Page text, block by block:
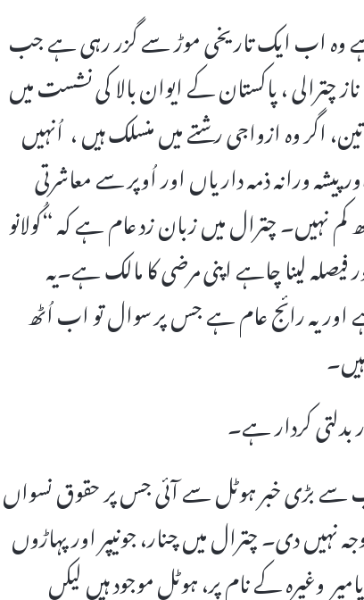
وہ اب ایک تاریخی موڑ سے گزر رہی ہے جب
، پاکستان کے ایوان بالا کی نشست میں
اگر وہ ازواجی رشتے میں منسلک ہیں ، اُنہیں
پیشہ ورانہ ذمہ داریاں اور اُوپر سے معاشرتی
کم نہیں۔ چترال میں زبان زد عام ہے کہ “کُولانو
فیصلہ لینا چاہے اپنی مرضی کا مالک ہے۔یہ
اور یہ رائج عام ہے جس پر سوال تو اب اُٹھ
بدلتی کردار ہے۔
بڑی خبر ہوٹل سے آئی جس پر حقوق نسواں
نہیں دی۔ چترال میں چنار، جونیپر اور پہاڑوں
وغیرہ کے نام پر، ہوٹل موجود ہیں لیکں